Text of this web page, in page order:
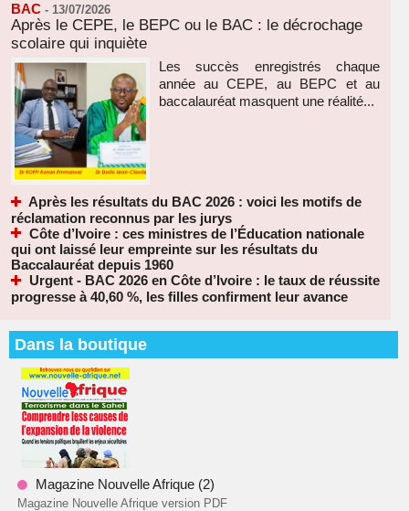
BAC - 13/07/2026
Après le CEPE, le BEPC ou le BAC : le décrochage
scolaire qui inquiète
Les succès enregistrés chaque
année au CEPE, au BEPC et au
baccalauréat masquent une réalité...
Après les résultats du BAC 2026 : voici les motifs de
réclamation reconnus par les jurys
Côte d’Ivoire : ces ministres de l’Éducation nationale
qui ont laissé leur empreinte sur les résultats du
Baccalauréat depuis 1960
Urgent - BAC 2026 en Côte d’Ivoire : le taux de réussite
progresse à 40,60 %, les filles confirment leur avance
Dans la boutique
Magazine Nouvelle Afrique (2)
Magazine Nouvelle Afrique version PDF